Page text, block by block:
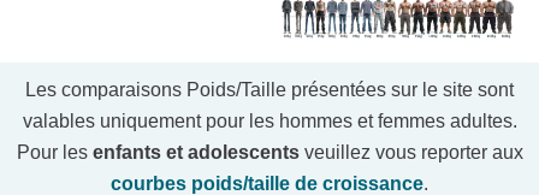
Les comparaisons Poids/Taille présentées sur le site sont
valables uniquement pour les hommes et femmes adultes.
Pour les enfants et adolescentsveuillez vous reporter aux
courbes poids/taille de croissance.